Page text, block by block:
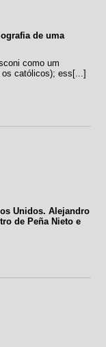
de uma
como um
os católicos); ess[...]
Unidos. Alejandro
de Peña Nieto e